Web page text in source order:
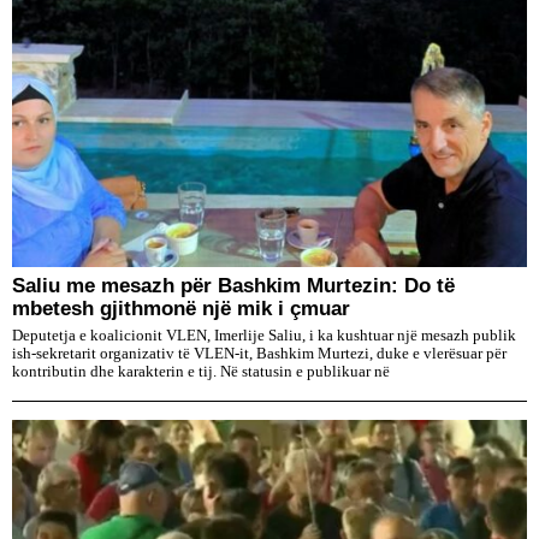
Saliu me mesazh për Bashkim Murtezin: Do të
mbetesh gjithmonë një mik i çmuar
Deputetja e koalicionit VLEN, Imerlije Saliu, i ka kushtuar një mesazh publik
ish-sekretarit organizativ të VLEN-it, Bashkim Murtezi, duke e vlerësuar për
kontributin dhe karakterin e tij. Në statusin e publikuar në